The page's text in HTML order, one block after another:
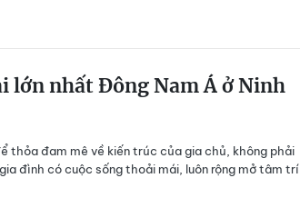
lớn nhất Đông Nam Á ở Ninh
thỏa đam mê về kiến trúc của gia chủ, không phải
đình có cuộc sống thoải mái, luôn rộng mở tâm trí